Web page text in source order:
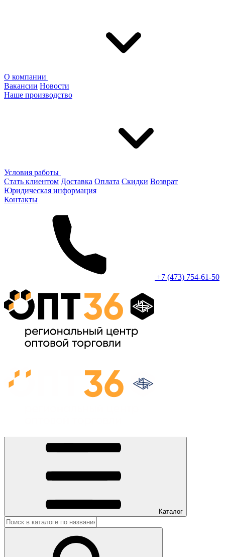
О компании
Вакансии Новости
Наше производство
Условия работы
Стать клиентом Доставка Оплата Скидки Возврат
Юридическая информация
Контакты
+7 (473) 754-61-50
Каталог